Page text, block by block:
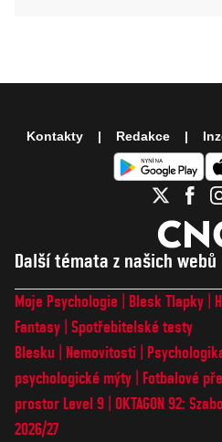
Další témata z našich webů
Moje Psychologie Blesk Tlapky
Fantasy Spotřebitelské testy
Blesku
Nemovitosti
psychologické mýty
Fotbalové
prostor Level 9 OKTAGON 92:
2026/27
Kontakty Redakce